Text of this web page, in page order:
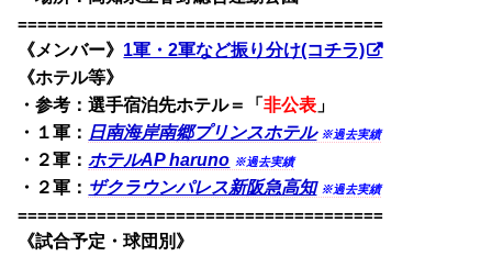
=====================================
《メンバー》 1軍・2軍など振り分け(コチラ)
《ホテル等》
・参考：選手宿泊先ホテル＝「非公表 」
・１軍： 日南海岸南郷プリンスホテル ※過去実績
・２軍：ホテルAP haruno ※過去実績
・２軍： ザクラウンパレス新阪急高知 ※過去実績
=====================================
《試合予定・球団別》